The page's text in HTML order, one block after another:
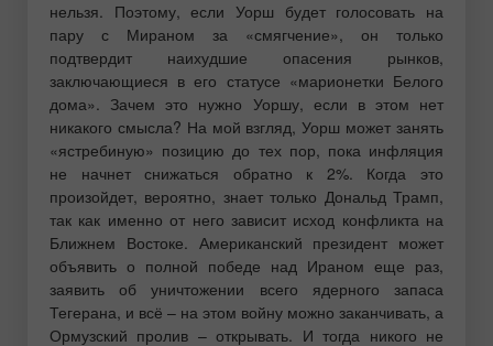
нельзя. Поэтому, если Уорш будет голосовать на
пару с Мираном за «смягчение», он только
подтвердит наихудшие опасения рынков,
заключающиеся в его статусе «марионетки Белого
дома». Зачем это нужно Уоршу, если в этом нет
никакого смысла? На мой взгляд, Уорш может занять
«ястребиную» позицию до тех пор, пока инфляция
не начнет снижаться обратно к 2%. Когда это
произойдет, вероятно, знает только Дональд Трамп,
так как именно от него зависит исход конфликта на
Ближнем Востоке. Американский президент может
объявить о полной победе над Ираном еще раз,
заявить об уничтожении всего ядерного запаса
Тегерана, и всё – на этом войну можно заканчивать, а
Ормузский пролив – открывать. И тогда никого не